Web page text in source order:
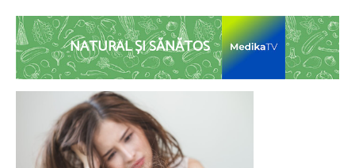
NATURAL ȘI SĂNĂTOS